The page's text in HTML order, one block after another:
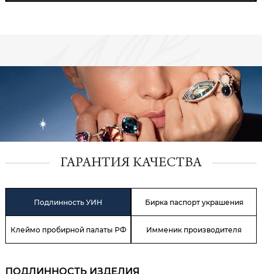
ГАРАНТИЯ КАЧЕСТВА
Подлинность УИН Бирка паспорт украшения
Клеймо пробирной палаты РФ Имменик производителя
ПОДЛИННОСТЬ ИЗДЕЛИЯ